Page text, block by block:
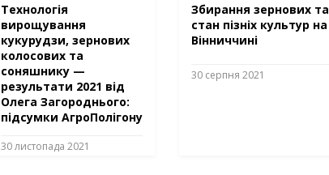
Технологія
вирощування
кукурудзи, зернових
колосових та
соняшнику —
результати 2021 від
Олега Загороднього:
підсумки АгроПолігону
30 листопада 2021
Збирання зернових та
стан пізніх культур на
Вінниччині
30 серпня 2021